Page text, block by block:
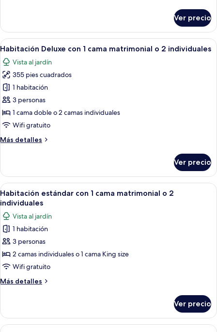
Twin
Room
Double
or
Twin
Ver precio
Abrir
todas
las
fotos
de
Habitación
Deluxe
con
cama
2
individuales
Una habitación de hotel moderna
14
Habitación Deluxe con 1 cama matrimonial o 2 individuales
Vista al jardín
355 pies cuadrados
1 habitación
3 personas
1 cama doble o 2 camas individuales
Wifi gratuito
Más detalles
Más
Deluxe
con
1
cama
o
2
individuales
Ver precio
Abrir
todas
las
fotos
de
Habitación
estándar
con
1
cama
o
2
Una habitación de hotel moderna
14
Habitación estándar con 1 cama matrimonial o 2
individuales
Vista al jardín
1 habitación
3 personas
2 camas individuales o 1 cama King size
Wifi gratuito
Más detalles
Más
estándar
con
Ver precio
Abrir Una habitación de hotel moderna